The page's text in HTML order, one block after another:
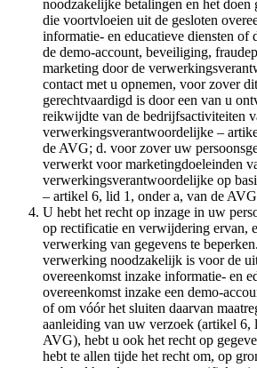
noodzakelijke betalingen en het doen
die voortvloeien uit de gesloten
informatie- en educatieve diensten of
de demo-account, beveiliging,
marketing door de
contact met u opnemen, voor zover
gerechtvaardigd is door een van u
reikwijdte van de bedrijfsactiviteiten
verwerkingsverantwoordelijke –
de AVG; d. voor zover uw
verwerkt voor marketingdoeleinden
verwerkingsverantwoordelijke op
– artikel 6, lid 1, onder a, van de
U hebt het recht op inzage in uw
op rectificatie en verwijdering ervan,
verwerking van gegevens te
verwerking noodzakelijk is voor de
overeenkomst inzake informatie- en
overeenkomst inzake een demo-
of om vóór het sluiten daarvan
aanleiding van uw verzoek (artikel 6,
AVG), hebt u ook het recht op
hebt te allen tijde het recht om, op